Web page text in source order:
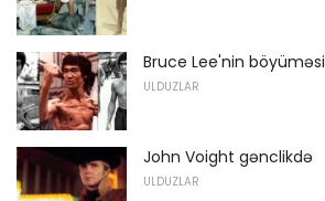
Bruce Lee'nin böyüməsi
ULDUZLAR
John Voight gənclikdə
ULDUZLAR